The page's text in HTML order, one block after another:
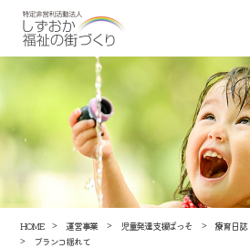
HOME 運営事業 児童発達支援ぱっそ 療育日誌
ブランコ揺れて